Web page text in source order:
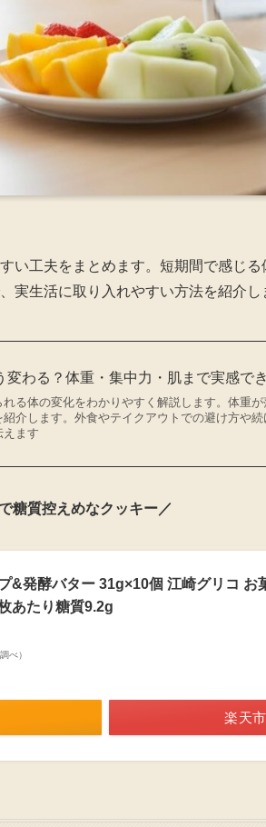
い工夫をまとめます。短期間で感じる
実生活に取り入れやすい方法を紹介し
変わる？体重・集中力・肌まで実感で
る体の変化をわかりやすく解説します。体重が
紹介します。外食やテイクアウトでの避け方や
えます
糖質控えめなクッキー／
&発酵バター 31g×10個 江崎グリコ お
あたり糖質9.2g
べ）
楽天